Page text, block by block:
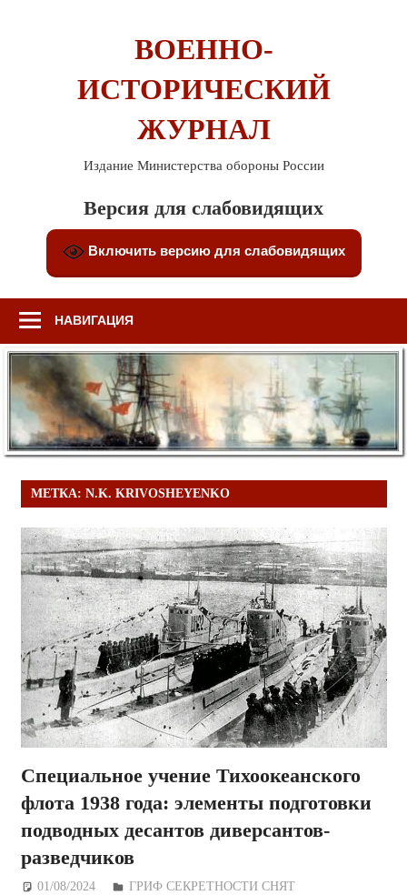
ВОЕННО-
ИСТОРИЧЕСКИЙ
ЖУРНАЛ
Издание Министерства обороны России
Версия для слабовидящих
Включить версию для слабовидящих
НАВИГАЦИЯ
МЕТКА: N.K. KRIVOSHEYENKO
Специальное учение Тихоокеанского
флота 1938 года: элементы подготовки
подводных десантов диверсантов-
разведчиков
01/08/2024 Дежурный по Редакции
ГРИФ СЕКРЕТНОСТИ СНЯТ